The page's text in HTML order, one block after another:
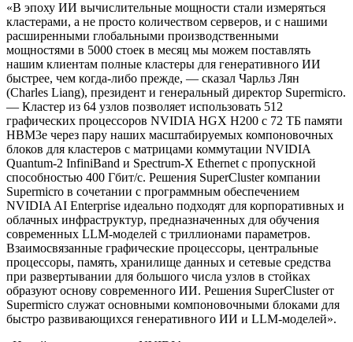
«В эпоху ИИ вычислительные мощности стали измеряться
кластерами, а не просто количеством серверов, и с нашими
расширенными глобальными производственными
мощностями в 5000 стоек в месяц мы можем поставлять
нашим клиентам полные кластеры для генеративного ИИ
быстрее, чем когда-либо прежде, — сказал Чарльз Лян
(Charles Liang), президент и генеральный директор Supermicro.
— Кластер из 64 узлов позволяет использовать 512
графических процессоров NVIDIA HGX H200 с 72 ТБ памяти
HBM3e через пару наших масштабируемых компоновочных
блоков для кластеров с матрицами коммутации NVIDIA
Quantum-2 InfiniBand и Spectrum-X Ethernet с пропускной
способностью 400 Гбит/с. Решения SuperCluster компании
Supermicro в сочетании с программным обеспечением
NVIDIA AI Enterprise идеально подходят для корпоративных и
облачных инфраструктур, предназначенных для обучения
современных LLM-моделей с триллионами параметров.
Взаимосвязанные графические процессоры, центральные
процессоры, память, хранилище данных и сетевые средства
при развертывании для большого числа узлов в стойках
образуют основу современного ИИ. Решения SuperCluster от
Supermicro служат основными компоновочными блоками для
быстро развивающихся генеративного ИИ и LLM-моделей».